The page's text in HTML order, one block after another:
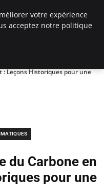
: Leçons Historiques pour une
du Carbone en
pour une
votre expérience
acceptez notre politique